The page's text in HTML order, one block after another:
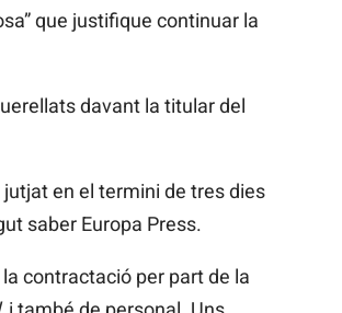
que justifique continuar la
davant la titular del
en el termini de tres dies
saber Europa Press.
contractació per part de la